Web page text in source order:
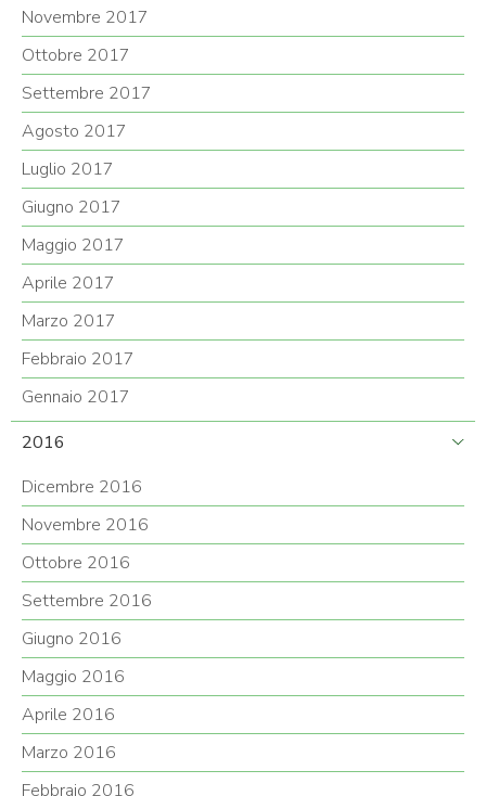
Novembre 2017
Ottobre 2017
Settembre 2017
Agosto 2017
Luglio 2017
Giugno 2017
Maggio 2017
Aprile 2017
Marzo 2017
Febbraio 2017
Gennaio 2017
2016
Dicembre 2016
Novembre 2016
Ottobre 2016
Settembre 2016
Giugno 2016
Maggio 2016
Aprile 2016
Marzo 2016
Febbraio 2016